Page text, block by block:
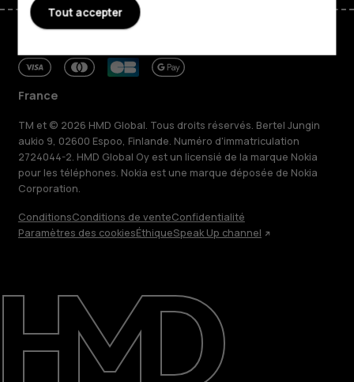
Réparer, réutiliser, recycler
Responsable
Assistance
France
TM et © 2026 HMD Global. Tous droits réservés. Bertel Jungin
aukio 9, 02600 Espoo, Finlande. Numéro d'immatriculation
2724044-2. HMD Global Oy est un licensié de la marque Nokia
pour les téléphones. Nokia est une marque déposée de Nokia
Corporation.
ConditionsConditions de venteConfidentialité
Paramètres des cookiesÉthiqueSpeak Up channel
Tout accepter